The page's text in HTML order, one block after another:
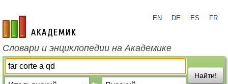
academic.ru
EN DE ES FR
Словари и энциклопедии на Академике
Найти!